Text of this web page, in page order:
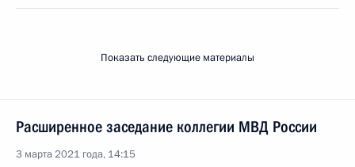
Показать следующие материалы
Расширенное заседание коллегии МВД России
3 марта 2021 года, 14:15